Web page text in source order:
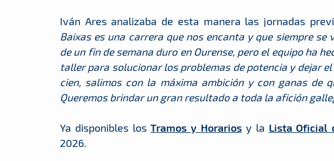
Iván Ares analizaba de esta manera las jornadas
Baixas es una carrera que nos encanta y que siempre se
de un fin de semana duro en Ourense, pero el equipo ha
taller para solucionar los problemas de potencia y dejar
cien, salimos con la máxima ambición y con ganas de
Queremos brindar un gran resultado a toda la afición
Ya disponibles losTramos y Horarios y la Lista Oficial
2026.